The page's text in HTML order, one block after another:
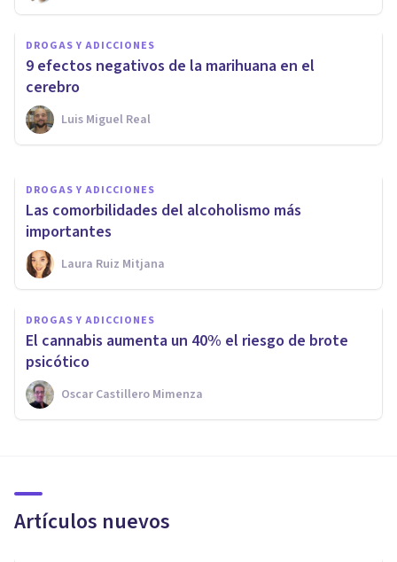
DROGAS Y ADICCIONES
9 efectos negativos de la marihuana en el
cerebro
Luis Miguel Real
¿Cuál es la relación entre la
esquizofrenia y las adicciones?
Clínicas Cita
DROGAS Y ADICCIONES
Las comorbilidades del alcoholismo más
importantes
Laura Ruiz Mitjana
DROGAS Y ADICCIONES
​El cannabis aumenta un 40% el riesgo de brote
psicótico
Oscar Castillero Mimenza
Artículos nuevos